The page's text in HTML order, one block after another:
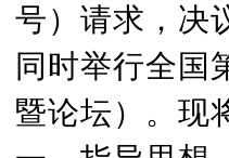
号）请求，决
同时举行全国
暨论坛）。现